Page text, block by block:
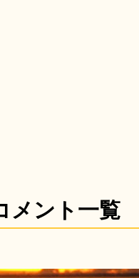
メント一覧